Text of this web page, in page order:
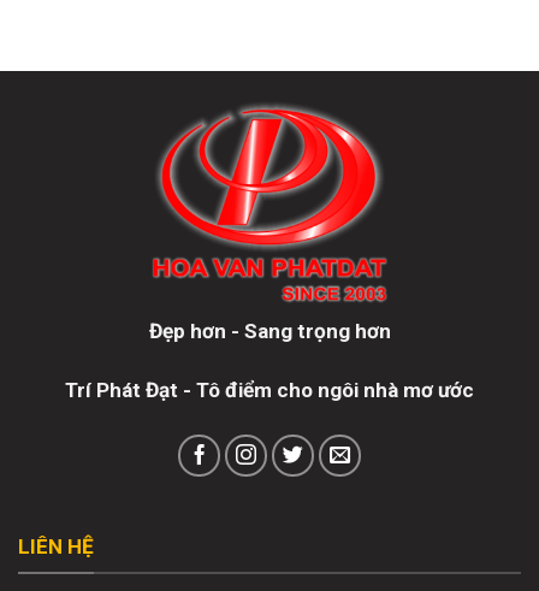
Đẹp hơn - Sang trọng hơn
Trí Phát Đạt - Tô điểm cho ngôi nhà mơ ước
LIÊN HỆ